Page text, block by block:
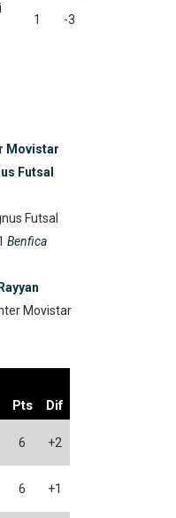
1 -3
Movistar
Futsal
Futsal
Benfica
Movistar
Pts Dif
6 +2
6 +1